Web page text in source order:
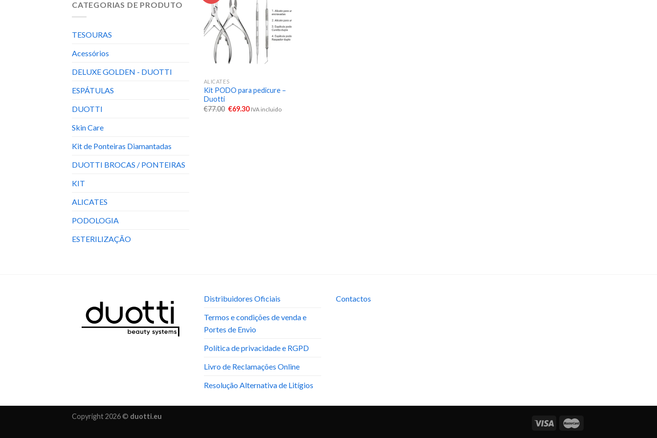
CATEGORIAS DE PRODUTO
TESOURAS
Acessórios
DELUXE GOLDEN - DUOTTI
ESPÁTULAS
DUOTTI
Skin Care
Kit de Ponteiras Diamantadas
DUOTTI BROCAS / PONTEIRAS
KIT
ALICATES
PODOLOGIA
ESTERILIZAÇÃO
ALICATES
Kit PODO para pedicure –
Duotti
€77.00 €69.30 IVA incluido
Distribuidores Oficiais
Termos e condições de venda e
Portes de Envio
Política de privacidade e RGPD
Livro de Reclamações Online
Resolução Alternativa de Litígios
Contactos
Copyright 2026 © duotti.eu